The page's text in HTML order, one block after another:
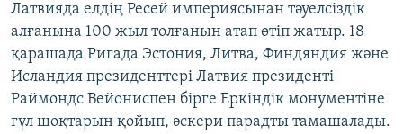
Латвияда елдің Ресей империясынан тәуелсіздік
алғанына 100 жыл толғанын атап өтіп жатыр. 18
қарашада Ригада Эстония, Литва, Финдяндия және
Исландия президенттері Латвия президенті
Раймондс Вейониспен бірге Еркіндік монументіне
гүл шоқтарын қойып, әскери парадты тамашалады.